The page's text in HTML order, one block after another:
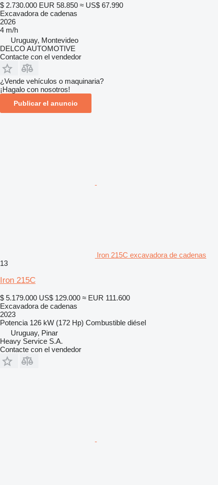
$ 2.730.000 EUR 58.850 ≈ US$ 67.990
Excavadora de cadenas
2026
4 m/h
Uruguay, Montevideo
DELCO AUTOMOTIVE
Contacte con el vendedor
¿Vende vehículos o maquinaria?
¡Hagalo con nosotros!
Publicar el anuncio
Iron 215C excavadora de cadenas
13
Iron 215C
$ 5.179.000 US$ 129.000 ≈ EUR 111.600
Excavadora de cadenas
2023
Potencia 126 kW (172 Hp) Combustible diésel
Uruguay, Pinar
Heavy Service S.A.
Contacte con el vendedor